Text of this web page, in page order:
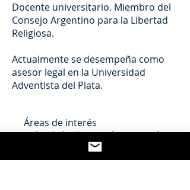
Docente universitario. Miembro del
Consejo Argentino para la Libertad
Religiosa.
Actualmente se desempeña como
asesor legal en la Universidad
Adventista del Plata.
Áreas de interés
- Liberdad Religiosa y la separación
de la Iglesia y el Estado
- Religión y sociedad